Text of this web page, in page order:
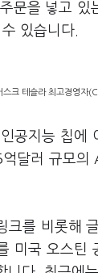
문을 넣고
있습니다.
스크 테슬라 최고경영자
공지능 칩에
달러 규모
크를 비롯해
미국 오스틴